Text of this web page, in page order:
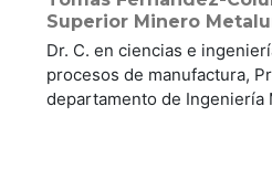
Superior Minero
Dr. C. en ciencias e
procesos de manufactura,
departamento de Ingeniería